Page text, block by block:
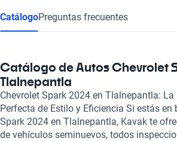
CatálogoPreguntas frecuentes
Catálogo de Autos Chevrolet
Tlalnepantla
Chevrolet Spark 2024 en Tlalnepantla:
Perfecta de Estilo y Eficiencia Si estás en
Spark 2024 en Tlalnepantla, Kavak te
de vehículos seminuevos, todos